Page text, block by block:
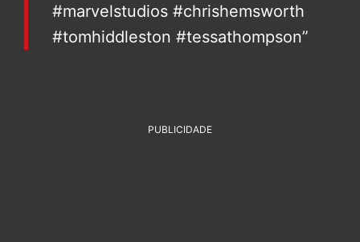
#marvelstudios #chrishemsworth
#tomhiddleston #tessathompson”
PUBLICIDADE